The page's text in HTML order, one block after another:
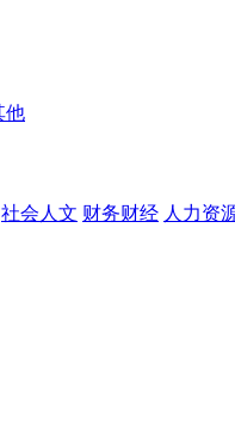
他
社会人文 财务财经 人力资